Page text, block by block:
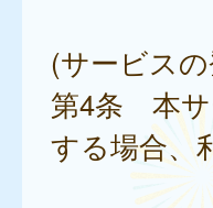
(サービス
第4条 本サ
する場合、